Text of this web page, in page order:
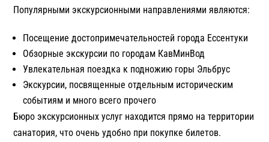
Популярными экскурсионными направлениями являются:
Посещение достопримечательностей города Ессентуки
Обзорные экскурсии по городам КавМинВод
Увлекательная поездка к подножию горы Эльбрус
Экскурсии, посвященные отдельным историческим
событиям и много всего прочего
Бюро экскурсионных услуг находится прямо на территории
санатория, что очень удобно при покупке билетов.